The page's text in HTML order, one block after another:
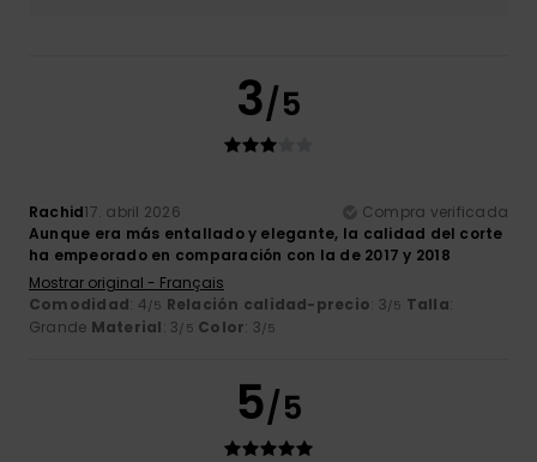
3/5
Rachid17. abril 2026
Compra verificada
Aunque era más entallado y elegante, la calidad del corte
ha empeorado en comparación con la de 2017 y 2018
Mostrar original - Français
Comodidad: 4/5 Relación calidad-precio: 3/5 Talla:
Grande Material: 3/5 Color: 3/5
5/5